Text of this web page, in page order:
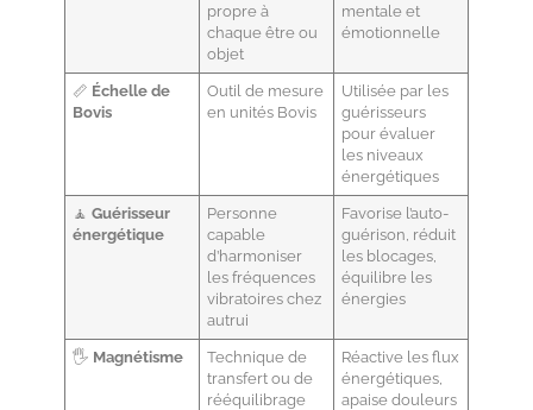
propre à
chaque être ou
objet
mentale et
émotionnelle
📏 Échelle de
Bovis
Outil de mesure
en unités Bovis
Utilisée par les
guérisseurs
pour évaluer
les niveaux
énergétiques
🧘Guérisseur
énergétique
Personne
capable
d’harmoniser
les fréquences
vibratoires chez
autrui
Favorise l’auto-
guérison, réduit
les blocages,
équilibre les
énergies
🖐️ Magnétisme
Technique de
transfert ou de
rééquilibrage
Réactive les flux
énergétiques,
apaise douleurs